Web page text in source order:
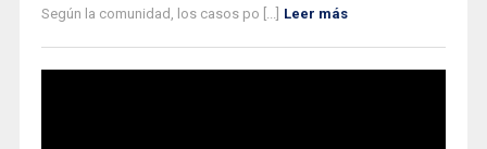
Según la comunidad, los casos po [...] Leer más